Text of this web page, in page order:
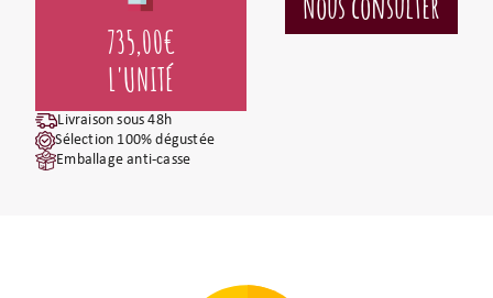
735,00€
L'UNITÉ
Livraison sous 48h
Sélection 100% dégustée
Emballage anti-casse